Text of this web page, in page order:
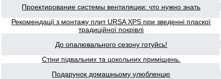
Проектирование системы вентиляции: что нужно знать
Рекомендації з монтажу плит URSA XPS при зведенні пласкої
традиційної покрівлі
До опалювального сезону готуйсь!
Стіни підвальних та цокольних приміщень.
Подарунок домашньому улюбленцю